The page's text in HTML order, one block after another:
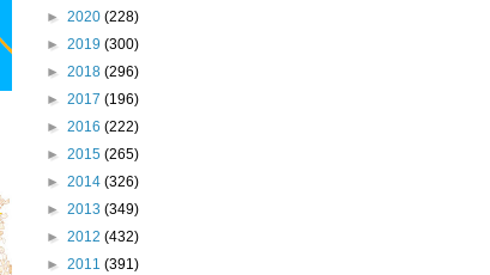
► 2020 (228)
► 2019 (300)
► 2018 (296)
► 2017 (196)
► 2016 (222)
► 2015 (265)
► 2014 (326)
► 2013 (349)
► 2012 (432)
► 2011 (391)